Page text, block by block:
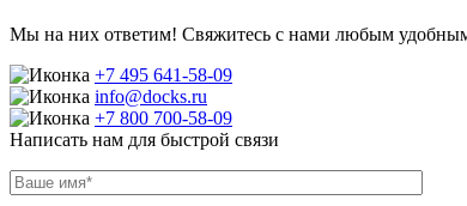
Мы на них ответим! Свяжитесь с нами любым
+7 495 641-58-09
info@docks.ru
+7 800 700-58-09
Написать нам для быстрой связи